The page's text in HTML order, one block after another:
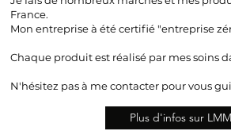
France.
Mon entreprise à été certifié "entreprise
Chaque produit est réalisé par mes soins
N'hésitez pas à me contacter pour vous
Plus d'infos sur LMM